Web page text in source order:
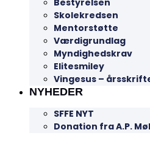
Bestyrelsen
Skolekredsen
Mentorstøtte
Værdigrundlag
Myndighedskrav
Elitesmiley
Vingesus –
NYHEDER
SFFE NYT
Donation fra A.P.